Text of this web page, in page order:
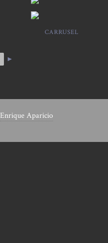
CARRUSEL
►
Enrique Aparicio